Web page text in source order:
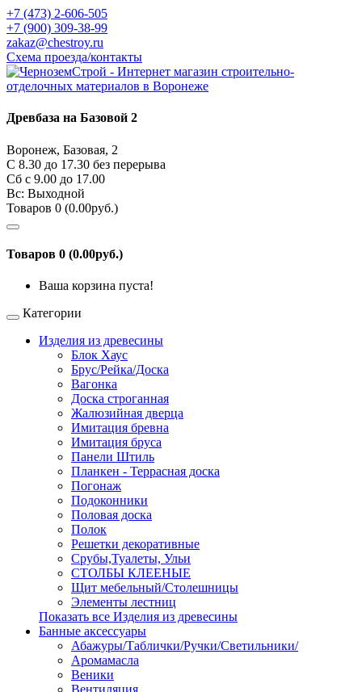
+7 (473) 2-606-505
+7 (900) 309-38-99
zakaz@chestroy.ru
Схема проезда/контакты
Древбаза на Базовой 2
Воронеж, Базовая, 2
С 8.30 до 17.30 без перерыва
Сб c 9.00 до 17.00
Вс: Выходной
Товаров 0 (0.00руб.)
Товаров 0 (0.00руб.)
Ваша корзина пуста!
Категории
Изделия из древесины
Блок Хаус
Брус/Рейка/Доска
Вагонка
Доска строганная
Жалюзийная дверца
Имитация бревна
Имитация бруса
Панели Штиль
Планкен - Террасная доска
Погонаж
Подоконники
Половая доска
Полок
Решетки декоративные
Срубы,Туалеты, Ульи
СТОЛБЫ КЛЕЕНЫЕ
Щит мебельный/Столешницы
Элементы лестниц
Показать все Изделия из древесины
Банные аксессуары
Абажуры/Таблички/Ручки/Светильники/
Аромамасла
Веники
Вентиляция